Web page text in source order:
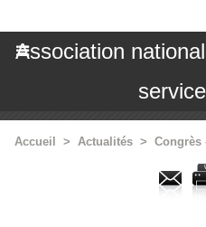
Association
Accueil > Actualités > Congrès